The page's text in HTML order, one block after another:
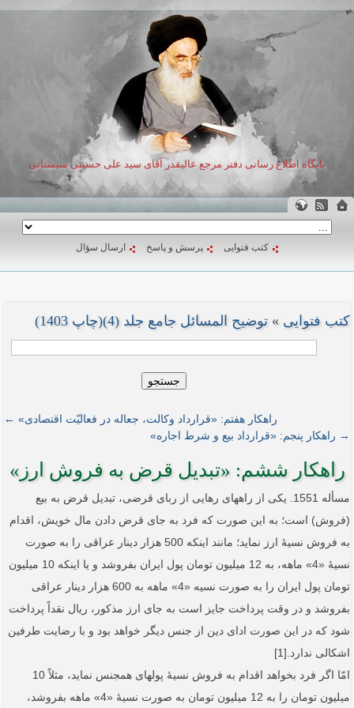
پایگاه اطلاع رسانی دفتر مرجع عالیقدر آقای سید علی حسینی سیستانی
کتب فتوایی پرسش و پاسخ ارسال سؤال
کتب فتوایی » توضیح المسائل جامع جلد (4)(چاپ 1403)
جستجو
راهکار هفتم: «قرارداد وکالت، جعاله در فعالیّت اقتصادی» ←
→ راهکار پنجم: «قرار‌داد بیع و شرط اجاره»
راهکار ششم: «تبدیل قرض به فروش ارز»
مسأله 1551. یکی از راه­های رهایی از ربای قرضی، تبدیل قرض به بیع
(فروش) است؛ به این صورت که فرد به جای قرض دادن مال خویش، اقدام
به فروش نسیۀ ارز نماید؛ مانند اینکه 500­ هزار دینار عراقی را به صورت
نسیۀ «4» ماهه، به 12 میلیون تومان پول ایران بفروشد و یا اینکه 10­ میلیون
تومان پول ایران را به صورت نسیه «4» ماهه به 600 هزار دینار عراقی
بفروشد و در وقت پرداخت جایز است به جای ارز مذکور، ریال نقداً پرداخت
شود که در این صورت ادای دین از جنس دیگر خواهد بود و با رضایت طرفین
اشکالی ندارد.[1]
امّا اگر فرد بخواهد اقدام به فروش نسیۀ پول­های همجنس نماید، مثلاً 10
میلیون تومان را به 12­ میلیون تومان به صورت نسیۀ «4» ماهه بفروشد،